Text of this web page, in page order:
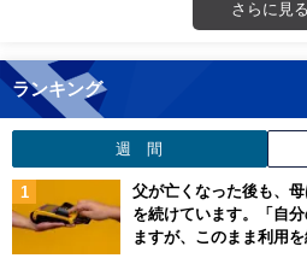
さらに見る
ランキング
週 間
父が亡くなった後も、
を続けています。「自
ますが、このまま利用